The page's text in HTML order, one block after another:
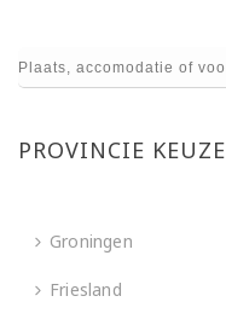
PROVINCIE KEUZE
Groningen
Friesland